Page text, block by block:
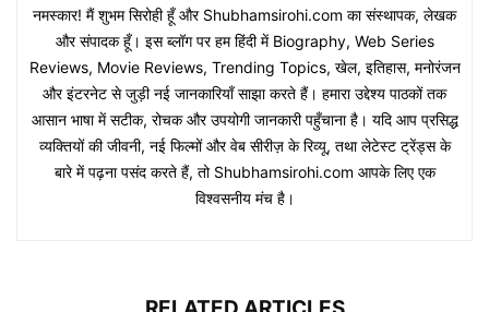
नमस्कार! मैं शुभम सिरोही हूँ और Shubhamsirohi.com का संस्थापक, लेखक
और संपादक हूँ। इस ब्लॉग पर हम हिंदी में Biography, Web Series
Reviews, Movie Reviews, Trending Topics, खेल, इतिहास, मनोरंजन
और इंटरनेट से जुड़ी नई जानकारियाँ साझा करते हैं। हमारा उद्देश्य पाठकों तक
आसान भाषा में सटीक, रोचक और उपयोगी जानकारी पहुँचाना है। यदि आप प्रसिद्ध
व्यक्तियों की जीवनी, नई फिल्मों और वेब सीरीज़ के रिव्यू, तथा लेटेस्ट ट्रेंड्स के
बारे में पढ़ना पसंद करते हैं, तो Shubhamsirohi.com आपके लिए एक
विश्वसनीय मंच है।